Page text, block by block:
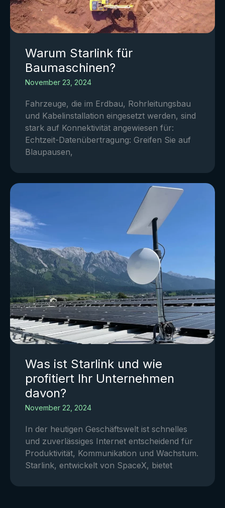
Warum Starlink für
Baumaschinen?
November 23, 2024
Fahrzeuge, die im Erdbau, Rohrleitungsbau
und Kabelinstallation eingesetzt werden, sind
stark auf Konnektivität angewiesen für:
Echtzeit-Datenübertragung: Greifen Sie auf
Blaupausen,
Was ist Starlink und wie
profitiert Ihr Unternehmen
davon?
November 22, 2024
In der heutigen Geschäftswelt ist schnelles
und zuverlässiges Internet entscheidend für
Produktivität, Kommunikation und Wachstum.
Starlink, entwickelt von SpaceX, bietet